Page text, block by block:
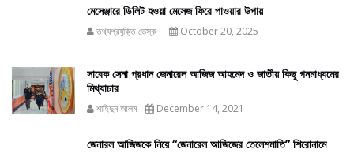
মেসেঞ্জারে ডিলিট হওয়া মেসেজ ফিরে পাওয়ার উপায়
তথ্যপ্রযুক্তি ডেস্ক : October 20, 2025
সাবেক সেনা প্রধান জেনারেল আজিজ আহমেদ ও জাতীয় কিছু গনমাধ্যমের
মিথ্যাচার
শাহিদুন আলম December 14, 2021
জেনারল আজিজকে নিয়ে “জেনারেল আজিজের তেলেশমাতি” শিরোনামে